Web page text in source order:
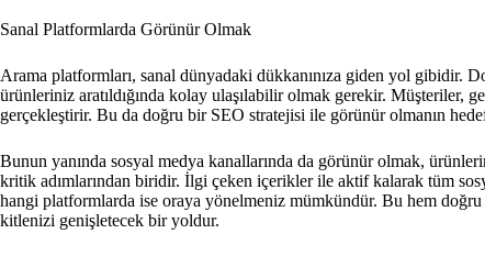
Sanal Platformlarda Görünür Olmak
Arama platformları, sanal dünyadaki dükkanınıza giden yol gibidir.
ürünleriniz aratıldığında kolay ulaşılabilir olmak gerekir. Müşteriler,
gerçekleştirir. Bu da doğru bir SEO stratejisi ile görünür olmanın
Bunun yanında sosyal medya kanallarında da görünür olmak,
kritik adımlarından biridir. İlgi çeken içerikler ile aktif kalarak tüm
hangi platformlarda ise oraya yönelmeniz mümkündür. Bu hem
kitlenizi genişletecek bir yoldur.